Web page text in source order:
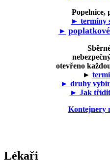
Popelnice,
► termíny
►
otevřeno
►
► druhy
► Jak třídit
Kontejnery
Lékaři